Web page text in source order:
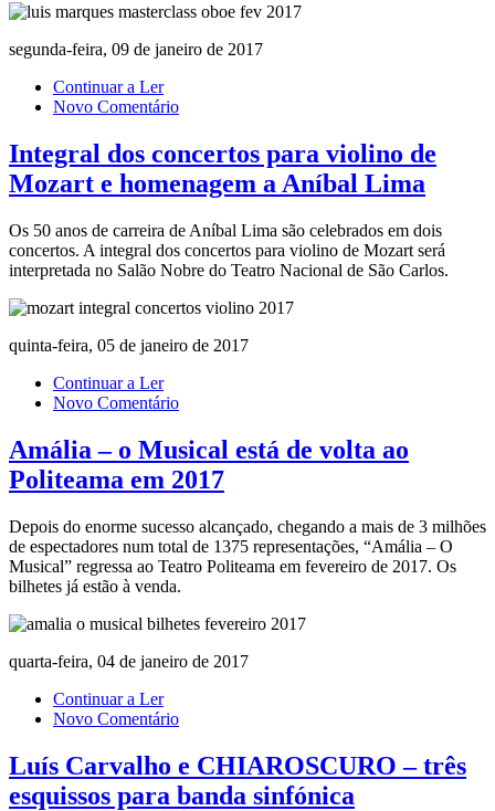
segunda-feira, 09 de janeiro de 2017
Continuar a Ler
Novo Comentário
Integral dos concertos para violino de
Mozart e homenagem a Aníbal Lima
Os 50 anos de carreira de Aníbal Lima são celebrados em dois
concertos. A integral dos concertos para violino de Mozart será
interpretada no Salão Nobre do Teatro Nacional de São Carlos.
quinta-feira, 05 de janeiro de 2017
Continuar a Ler
Novo Comentário
Amália – o Musical está de volta ao
Politeama em 2017
Depois do enorme sucesso alcançado, chegando a mais de 3 milhões
de espectadores num total de 1375 representações, “Amália – O
Musical” regressa ao Teatro Politeama em fevereiro de 2017. Os
bilhetes já estão à venda.
quarta-feira, 04 de janeiro de 2017
Continuar a Ler
Novo Comentário
Luís Carvalho e CHIAROSCURO – três
esquissos para banda sinfónica